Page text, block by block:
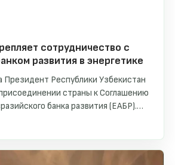
сотрудничество с
развития в энергетике
Президент Республики Узбекистан
страны к Соглашению
банка развития (ЕАБР).
новые возможности для